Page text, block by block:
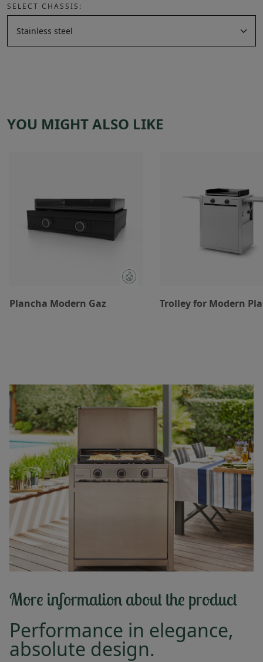
SELECT CHASSIS:
YOU MIGHT ALSO LIKE
Plancha Modern Gaz Trolley for Modern
More information about the product
Performance in elegance,
absolute design.